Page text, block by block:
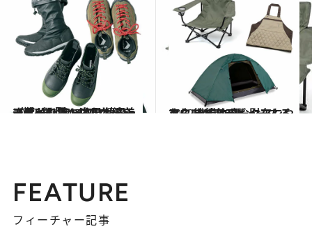
2022.10.12
スタイリスト白男川清美さんが 「ワークマンシューズ」で見つけた 値段、デザイン特Aのアウトドア靴5選
コミック ＆ エッセイ 2022.10.14
アウトドアデビューするなら まずはワークマンへ。 機能的でお財布にやさしいギア6選
ライフスタイル
FEATURE
フィーチャー記事